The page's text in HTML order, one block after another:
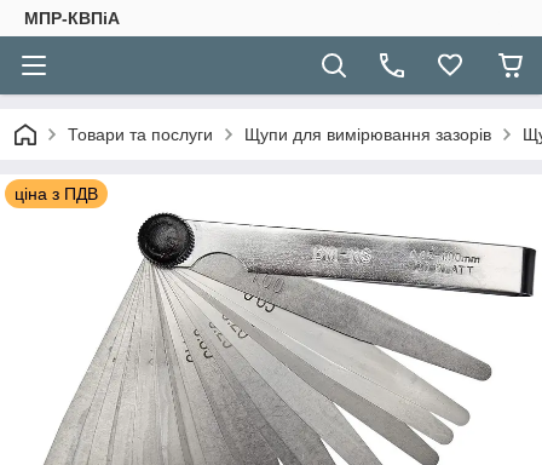
МПР-КВПіА
Товари та послуги Щупи для вимірювання зазорів
ціна з ПДВ